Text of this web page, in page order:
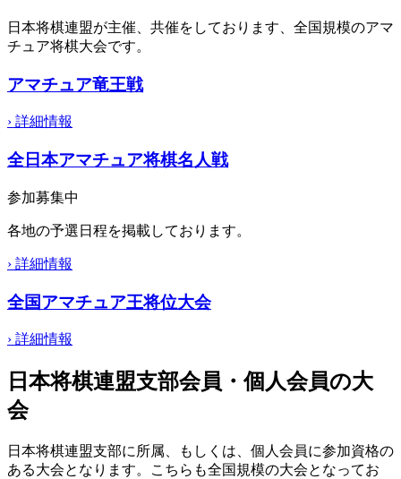
日本将棋連盟が主催、共催をしております、全国規模のアマ
チュア将棋大会です。
アマチュア竜王戦
› 詳細情報
全日本アマチュア将棋名人戦
参加募集中
各地の予選日程を掲載しております。
› 詳細情報
全国アマチュア王将位大会
› 詳細情報
日本将棋連盟支部会員・個人会員の大
会
日本将棋連盟支部に所属、もしくは、個人会員に参加資格の
ある大会となります。こちらも全国規模の大会となってお